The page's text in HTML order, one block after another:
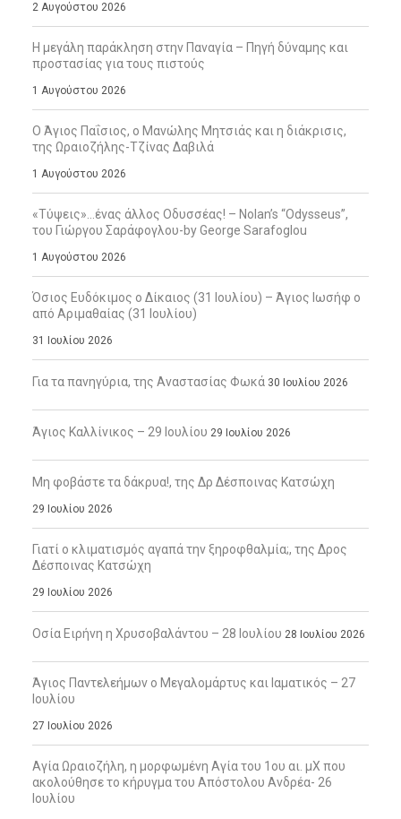
2 Αυγούστου 2026
Η μεγάλη παράκληση στην Παναγία – Πηγή δύναμης και
προστασίας για τους πιστούς
1 Αυγούστου 2026
Ο Άγιος Παΐσιος, ο Μανώλης Μητσιάς και η διάκρισις,
της Ωραιοζήλης-Τζίνας Δαβιλά
1 Αυγούστου 2026
«Τύψεις»…ένας άλλος Οδυσσέας! – Nolan’s “Odysseus”,
του Γιώργου Σαράφογλου-by George Sarafoglou
1 Αυγούστου 2026
Όσιος Ευδόκιμος ο Δίκαιος (31 Ιουλίου) – Άγιος Ιωσήφ ο
από Αριμαθαίας (31 Ιουλίου)
31 Ιουλίου 2026
Για τα πανηγύρια, της Αναστασίας Φωκά 30 Ιουλίου 2026
Άγιος Καλλίνικος – 29 Ιουλίου 29 Ιουλίου 2026
Μη φοβάστε τα δάκρυα!, της Δρ Δέσποινας Κατσώχη
29 Ιουλίου 2026
Γιατί ο κλιματισμός αγαπά την ξηροφθαλμία;, της Δρος
Δέσποινας Κατσώχη
29 Ιουλίου 2026
Οσία Ειρήνη η Χρυσοβαλάντου – 28 Ιουλίου 28 Ιουλίου 2026
Άγιος Παντελεήμων ο Μεγαλομάρτυς και Ιαματικός – 27
Ιουλίου
27 Ιουλίου 2026
Αγία Ωραιοζήλη, η μορφωμένη Αγία του 1ου αι. μΧ που
ακολούθησε το κήρυγμα του Απόστολου Ανδρέα- 26
Ιουλίου